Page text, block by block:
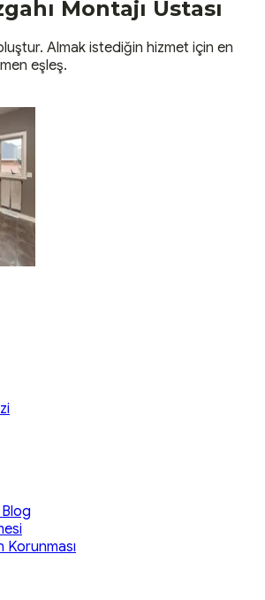
Montajı Ustası
Almak istediğin hizmet için en
eşleş.
Korunması